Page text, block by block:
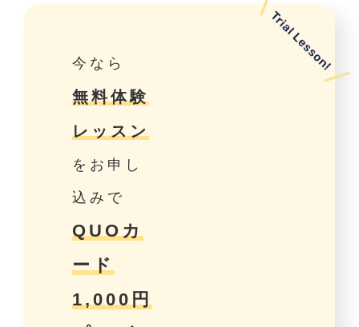
今なら
無料体験
レッスン
をお申し
込みで
QUOカ
ード
1,000円